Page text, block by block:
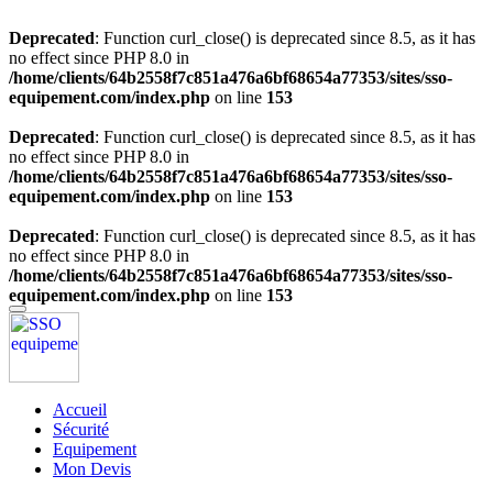
Deprecated: Function curl_close() is deprecated since 8.5, as it has
no effect since PHP 8.0 in
/home/clients/64b2558f7c851a476a6bf68654a77353/sites/sso-
equipement.com/index.php on line 153
Deprecated: Function curl_close() is deprecated since 8.5, as it has
no effect since PHP 8.0 in
/home/clients/64b2558f7c851a476a6bf68654a77353/sites/sso-
equipement.com/index.php on line 153
Deprecated: Function curl_close() is deprecated since 8.5, as it has
no effect since PHP 8.0 in
/home/clients/64b2558f7c851a476a6bf68654a77353/sites/sso-
equipement.com/index.php on line 153
Accueil
Sécurité
Equipement
Mon Devis